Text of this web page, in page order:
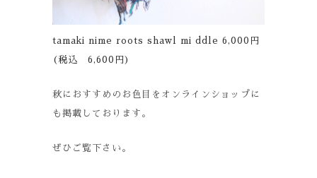
tamaki nime roots shawl mi ddle 6,000円
(税込 6,600円)
秋におすすめのお色目をオンラインショップに
も掲載しております。
ぜひご覧下さい。